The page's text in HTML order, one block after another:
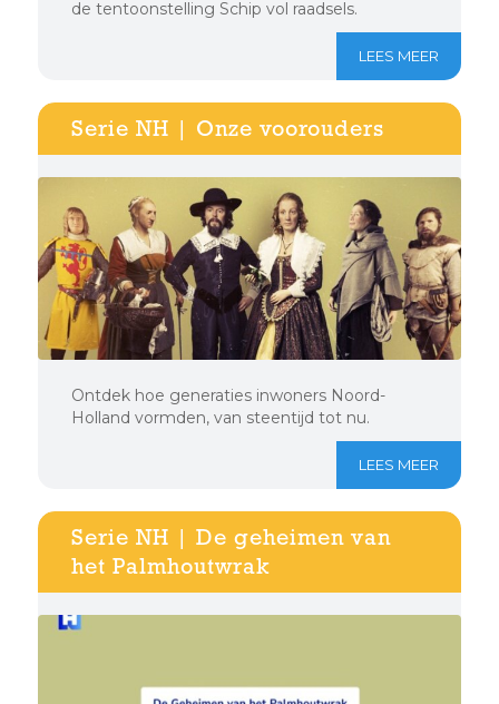
de tentoonstelling Schip vol raadsels.
LEES MEER
Serie NH | Onze voorouders
Ontdek hoe generaties inwoners Noord-
Holland vormden, van steentijd tot nu.
LEES MEER
Serie NH | De geheimen van
het Palmhoutwrak